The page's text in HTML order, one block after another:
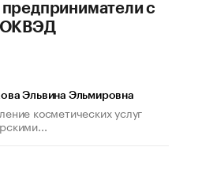
с
ОКВЭД
Эльвина Эльмировна
косметических услуг